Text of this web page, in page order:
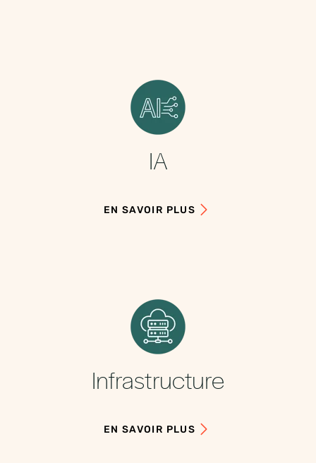
IA
EN SAVOIR PLUS
Infrastructure
EN SAVOIR PLUS